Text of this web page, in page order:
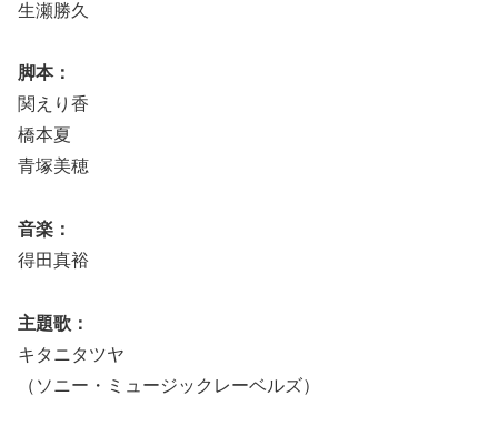
生瀬勝久
脚本：
関えり香
橋本夏
青塚美穂
音楽：
得田真裕
主題歌：
キタニタツヤ
（ソニー・ミュージックレーベルズ）